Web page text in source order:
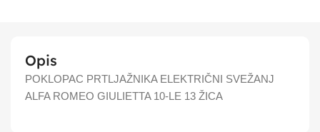
Opis
POKLOPAC PRTLJAŽNIKA ELEKTRIČNI SVEŽANJ
ALFA ROMEO GIULIETTA 10-LE 13 ŽICA